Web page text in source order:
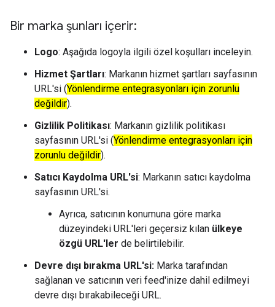
Bir marka şunları içerir:
Logo: Aşağıda logoyla ilgili özel koşulları inceleyin.
Hizmet Şartları: Markanın hizmet şartları sayfasının
URL'si (Yönlendirme entegrasyonları için zorunlu
değildir).
Gizlilik Politikası: Markanın gizlilik politikası
sayfasının URL'si (Yönlendirme entegrasyonları için
zorunlu değildir).
Satıcı Kaydolma URL'si: Markanın satıcı kaydolma
sayfasının URL'si.
Ayrıca, satıcının konumuna göre marka
düzeyindeki URL'leri geçersiz kılan ülkeye
özgü URL'ler de belirtilebilir.
Devre dışı bırakma URL'si: Marka tarafından
sağlanan ve satıcının veri feed'inize dahil edilmeyi
devre dışı bırakabileceği URL.